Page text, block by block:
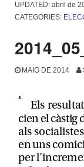
UPDATED: abril de
CATEGORIES:
MAIG DE 2014